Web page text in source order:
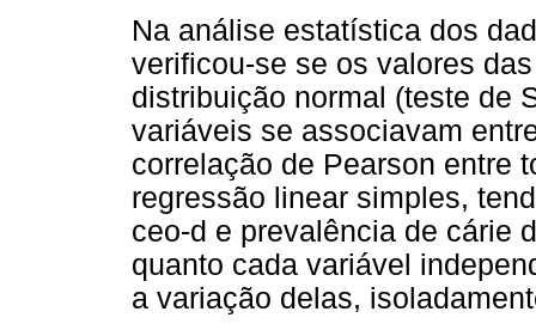
Na análise estatística dos
verificou-se se os valores
distribuição normal (teste de
variáveis se associavam
correlação de Pearson entre
regressão linear simples,
ceo-d e prevalência de cárie
quanto cada variável
a variação delas,